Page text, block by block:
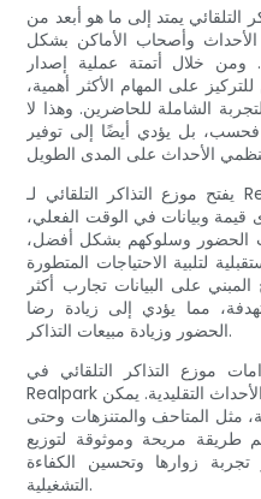
التلقائي يمتد إلى ما هو أبعد من
وأصحاب الأماكن بشكل
ومن خلال أتمتة عملية إصدار
على المهام الأكثر أهمية،
الشاملة للحاضرين. وهذا لا
فحسب، بل يؤدي أيضًا إلى توفير
يفتح موزع التذاكر التلقائي لـ Realpark أيضًا إمكانيات جديدة لجمع
قيمة وبيانات في الوقت الفعلي،
الحضور وسلوكهم بشكل أفضل،
لتلبية الاحتياجات المتطورة
على البيانات تجارب أكثر
مما يؤدي إلى زيادة رضا
الحضور وزيادة مبيعات التذاكر.
موزع التذاكر التلقائي في
Realpark يمتد إلى ما هو أبعد من إصدار تذاكر الأحداث التقليدية. يمكن
مثل المتاحف والمتنزهات وحتى
طريقة مريحة وموثوقة لتوزيع
تجربة زوارها وتحسين الكفاءة
التشغيلية.